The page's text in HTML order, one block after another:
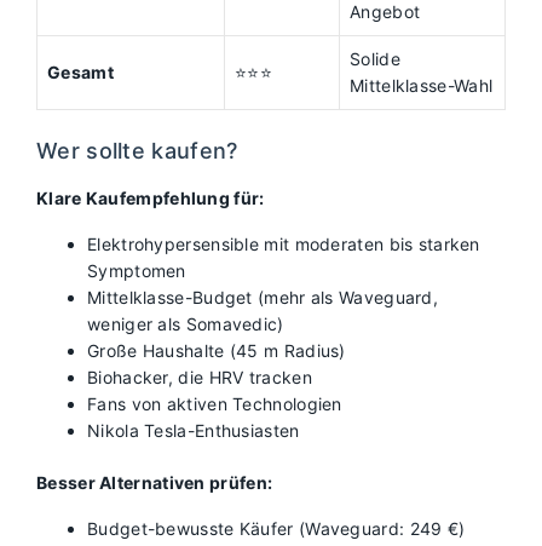
Angebot
Gesamt ⭐⭐⭐
Solide
Mittelklasse-Wahl
Wer sollte kaufen?
Klare Kaufempfehlung für:
Elektrohypersensible mit moderaten bis starken
Symptomen
Mittelklasse-Budget (mehr als Waveguard,
weniger als Somavedic)
Große Haushalte (45 m Radius)
Biohacker, die HRV tracken
Fans von aktiven Technologien
Nikola Tesla-Enthusiasten
Besser Alternativen prüfen:
Budget-bewusste Käufer (Waveguard: 249 €)